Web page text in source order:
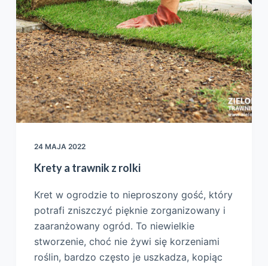
24 MAJA 2022
Krety a trawnik z rolki
Kret w ogrodzie to nieproszony gość, który
potrafi zniszczyć pięknie zorganizowany i
zaaranżowany ogród. To niewielkie
stworzenie, choć nie żywi się korzeniami
roślin, bardzo często je uszkadza, kopiąc